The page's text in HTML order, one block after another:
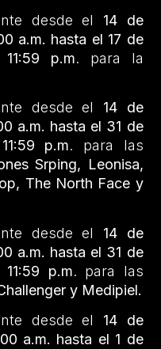
desde el
14 de
a.m. hasta el 17 de
p.m. para la
desde el
14 de
a.m. hasta el 31 de
p.m. para las
Srping, Leonisa,
The North Face y
desde el
14 de
a.m. hasta el 31 de
p.m. para las
y Medipiel.
desde el
14 de
a.m. hasta el 1 de